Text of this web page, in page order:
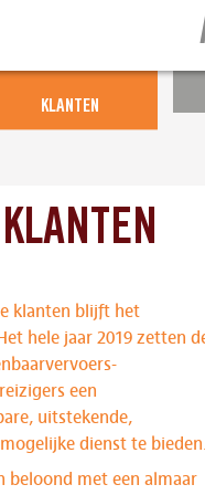
KLANTEN
klanten blijft het
hele jaar 2019 zetten
een
uitstekende,
dienst te bieden.
beloond met een almaar